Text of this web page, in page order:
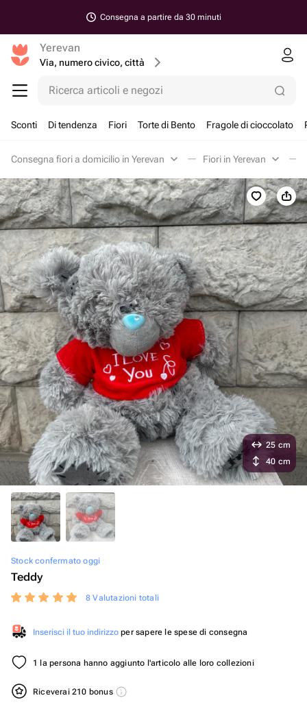
Consegna a partire da 30 minuti
Yerevan
Via, numero civico, città
Ricerca articoli e negozi
Sconti Di tendenza Fiori Torte di Bento Fragole di cioccolato
Consegna fiori a domicilio in Yerevan Fiori in Yerevan
Stock confermato oggi
Teddy
8 Valutazioni totali
Inserisci il tuo indirizzo per sapere le spese di consegna
1 la persona hanno aggiunto l'articolo alle loro collezioni
Riceverai 210 bonus
25 cm
40 cm